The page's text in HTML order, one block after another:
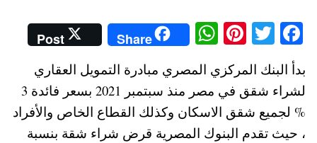
Fa
ce
bo
ok
T
wi
tte
r
Pi
er
es
t
W
ha
ts
A
pp
Share
Post
بدأ البنك المركزي المصري مبادرة التمويل العقاري
لشراء شقق في مصر منذ سبتمبر 2021 بسعر فائدة 3
% لجميع شقق الاسكان وكذلك القطاع الخاص والأفراد
، حيث تقدم البنوك المصرية قرض شراء شقة بنسبة